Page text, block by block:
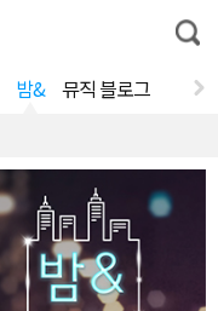
통
합
밤& 뮤직 블로그